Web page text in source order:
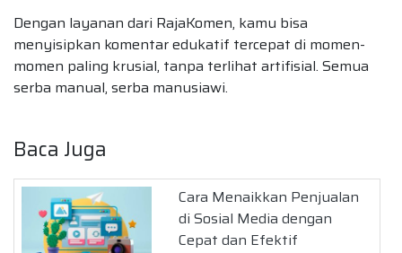
Dengan layanan dari RajaKomen, kamu bisa
menyisipkan komentar edukatif tercepat di momen-
momen paling krusial, tanpa terlihat artifisial. Semua
serba manual, serba manusiawi.
Baca Juga
Cara Menaikkan Penjualan
di Sosial Media dengan
Cepat dan Efektif